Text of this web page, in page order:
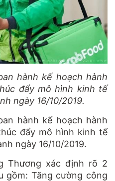
hành kế hoạch hành
đẩy mô hình kinh tế
ngày 16/10/2019.
hành kế hoạch hành
đẩy mô hình kinh tế
ngày 16/10/2019.
Thương xác định rõ 2
gồm: Tăng cường công